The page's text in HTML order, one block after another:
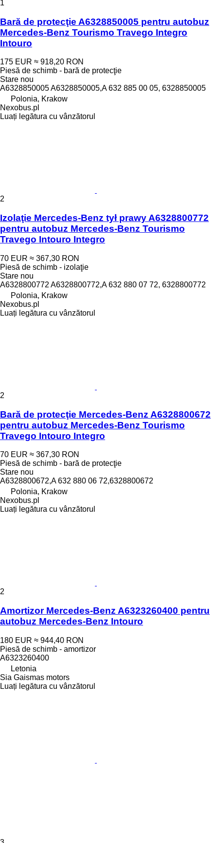
1
Bară de protecţie A6328850005 pentru autobuz
Mercedes-Benz Tourismo Travego Integro
Intouro
175 EUR ≈ 918,20 RON
Piesă de schimb - bară de protecţie
Stare nou
A6328850005 A6328850005,A 632 885 00 05, 6328850005
Polonia, Krakow
Nexobus.pl
Luați legătura cu vânzătorul
2
Izolaţie Mercedes-Benz tył prawy A6328800772
pentru autobuz Mercedes-Benz Tourismo
Travego Intouro Integro
70 EUR ≈ 367,30 RON
Piesă de schimb - izolaţie
Stare nou
A6328800772 A6328800772,A 632 880 07 72, 6328800772
Polonia, Krakow
Nexobus.pl
Luați legătura cu vânzătorul
2
Bară de protecţie Mercedes-Benz A6328800672
pentru autobuz Mercedes-Benz Tourismo
Travego Intouro Integro
70 EUR ≈ 367,30 RON
Piesă de schimb - bară de protecţie
Stare nou
A6328800672,A 632 880 06 72,6328800672
Polonia, Krakow
Nexobus.pl
Luați legătura cu vânzătorul
2
Amortizor Mercedes-Benz A6323260400 pentru
autobuz Mercedes-Benz Intouro
180 EUR ≈ 944,40 RON
Piesă de schimb - amortizor
A6323260400
Letonia
Sia Gaismas motors
Luați legătura cu vânzătorul